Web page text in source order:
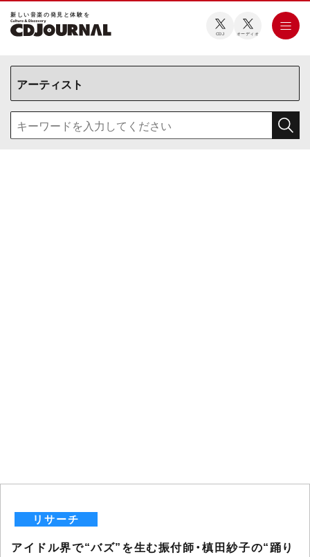
新しい⾳楽の発⾒と体験を
CDJ オーディオ
リサーチ
アイドル界で“バズ”を生む振付師・槙田紗子の“踊り